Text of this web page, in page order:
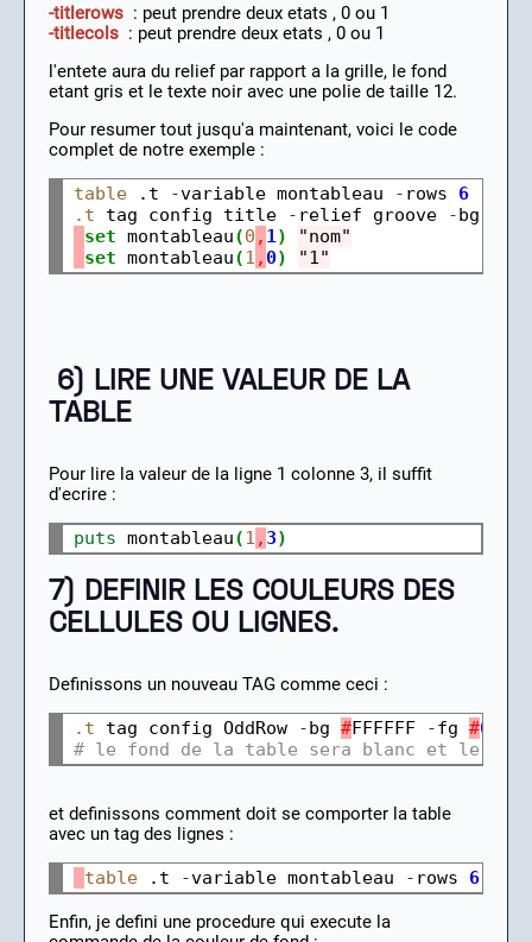
-titlerows : peut prendre deux etats , 0 ou 1
-titlecols : peut prendre deux etats , 0 ou 1
l'entete aura du relief par rapport a la grille, le fond
etant gris et le texte noir avec une polie de taille 12.
Pour resumer tout jusqu'a maintenant, voici le code
complet de notre exemple :
table .t -variable montableau - rows 6
.t tag config title - relief groove -bg
set montableau(0 , 1)
"nom"
set montableau(1 , 0) "1"
6) LIRE UNE VALEUR DE LA
TABLE
Pour lire la valeur de la ligne 1 colonne 3, il suffit
d'ecrire :
puts montableau(1 , 3)
7) DEFINIR LES COULEURS DES
CELLULES OU LIGNES.
Definissons un nouveau TAG comme ceci :
.t tag config OddRow -bg #FFFFFF -fg #
# le fond de la table sera blanc et le
et definissons comment doit se comporter la table
avec un tag des lignes :
table .t -variable montableau - rows 6
Enfin, je defini une procedure qui execute la